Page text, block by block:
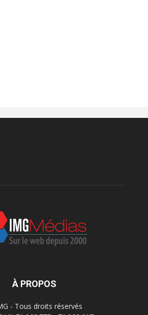
À PROPOS
- Tous droits réservés